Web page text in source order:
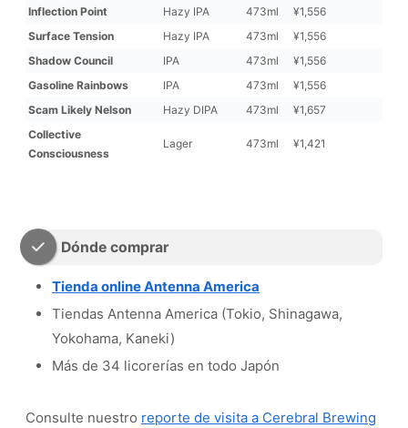
Inflection Point Hazy IPA 473ml
¥1,556
Surface Tension
Hazy IPA 473ml
¥1,556
Shadow Council
IPA 473ml
¥1,556
Gasoline Rainbows
IPA 473ml
¥1,556
Scam Likely Nelson
Hazy DIPA 473ml
¥1,657
Collective
Consciousness
Lager 473ml ¥1,421
Dónde comprar
Tienda online Antenna America
Tiendas Antenna America (Tokio, Shinagawa,
Yokohama, Kaneki)
Más de 34 licorerías en todo Japón
Consulte nuestro reporte de visita a Cerebral Brewing